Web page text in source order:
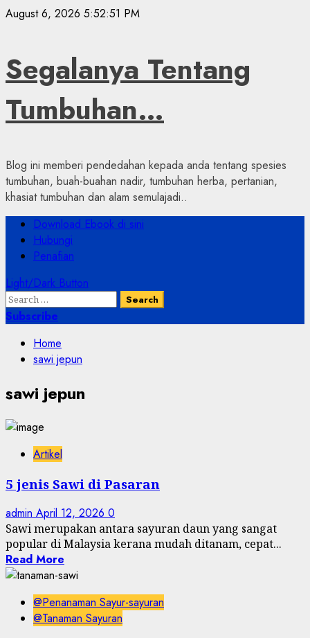
Skip
August 6, 2026 5:52:52 PM
Segalanya Tentang
Tumbuhan…
Blog ini memberi pendedahan kepada anda tentang spesies
tumbuhan, buah-buahan nadir, tumbuhan herba, pertanian,
khasiat tumbuhan dan alam semulajadi..
Primary
Menu
Download Ebook di sini
Hubungi
Penafian
Light/Dark Button
Search
for:
Subscribe
Home
sawi jepun
sawi jepun
Artikel
5 jenis Sawi di Pasaran
admin April 12, 2026 0
Sawi merupakan antara sayuran daun yang sangat
popular di Malaysia kerana mudah ditanam, cepat...
Read More
@Penanaman Sayur-sayuran
@Tanaman Sayuran